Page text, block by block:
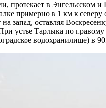
протекает в Энгельсском
примерно в 1 км к
на запад, оставляя
устье Тарлыка по правому
водохранилище) в